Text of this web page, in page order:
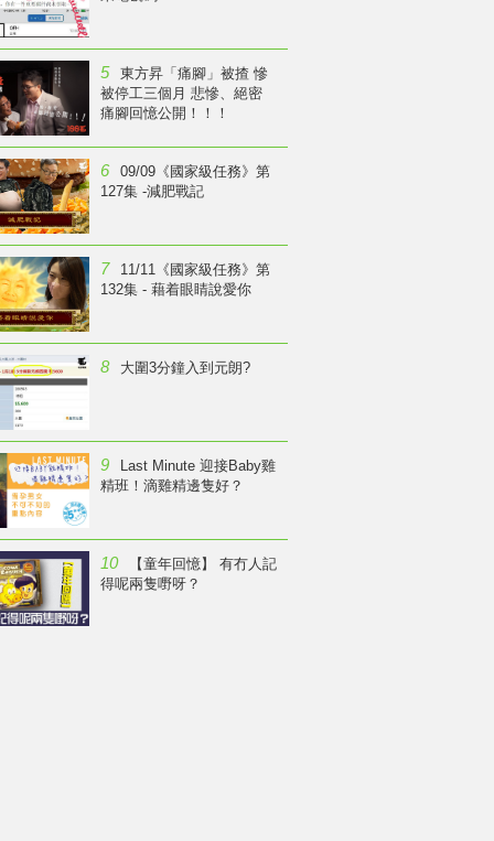
5
東方昇「痛腳」被揸 慘
被停工三個月 悲慘、絕密
痛腳回憶公開！！！
6
09/09《國家級任務》第
127集 -減肥戰記
7
11/11《國家級任務》第
132集 - 藉着眼睛說愛你
8 大圍3分鐘入到元朗?
9
Last Minute 迎接Baby雞
精班！滴雞精邊隻好？
10
【童年回憶】 有冇人記
得呢兩隻嘢呀？